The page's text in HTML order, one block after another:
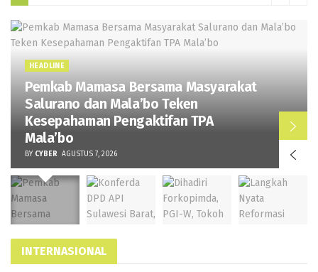
HEADLINE
Pemkab Mamasa Bersama Masyarakat
Salurano dan Mala’bo Teken
Kesepahaman Pengaktifan TPA
Mala’bo
BY CYBER AGUSTUS 7, 2026
INTERNASIONAL